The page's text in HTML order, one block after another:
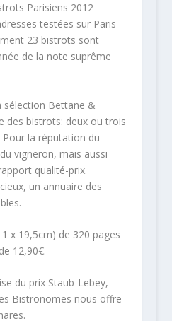
Parisiens 2012
testées sur Paris
23 bistrots sont
de la note suprême
sélection Bettane &
des bistrots: deux ou trois
la réputation du
vigneron, mais aussi
qualité-prix.
un annuaire des
x 19,5cm) de 320 pages
12,90€.
du prix Staub-Lebey,
Bistronomes nous offre